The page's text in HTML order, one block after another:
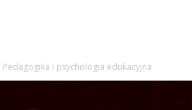
Pedagogika i psychologia edukacyjna